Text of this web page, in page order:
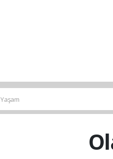
Yaşam